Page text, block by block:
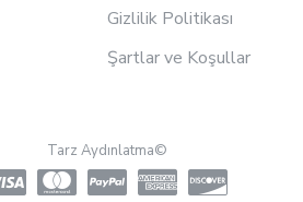
Gizlilik Politikası
Şartlar ve Koşullar
Tarz Aydınlatma©